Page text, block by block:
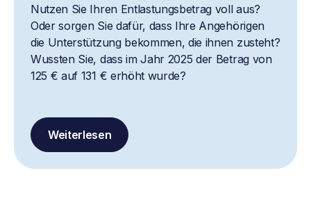
Nutzen Sie Ihren Entlastungsbetrag voll aus?
Oder sorgen Sie dafür, dass Ihre Angehörigen
die Unterstützung bekommen, die ihnen zusteht?
Wussten Sie, dass im Jahr 2025 der Betrag von
125 € auf 131 € erhöht wurde?
Weiterlesen